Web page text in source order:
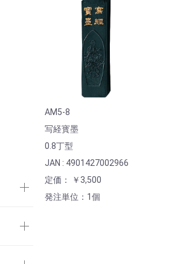
AM5-8
写経寳墨
0.8丁型
JAN : 4901427002966
定価： ￥3,500
発注単位：1個